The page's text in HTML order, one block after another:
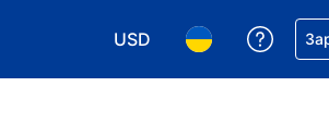
USD
Виберіть валюту.
Виберіть